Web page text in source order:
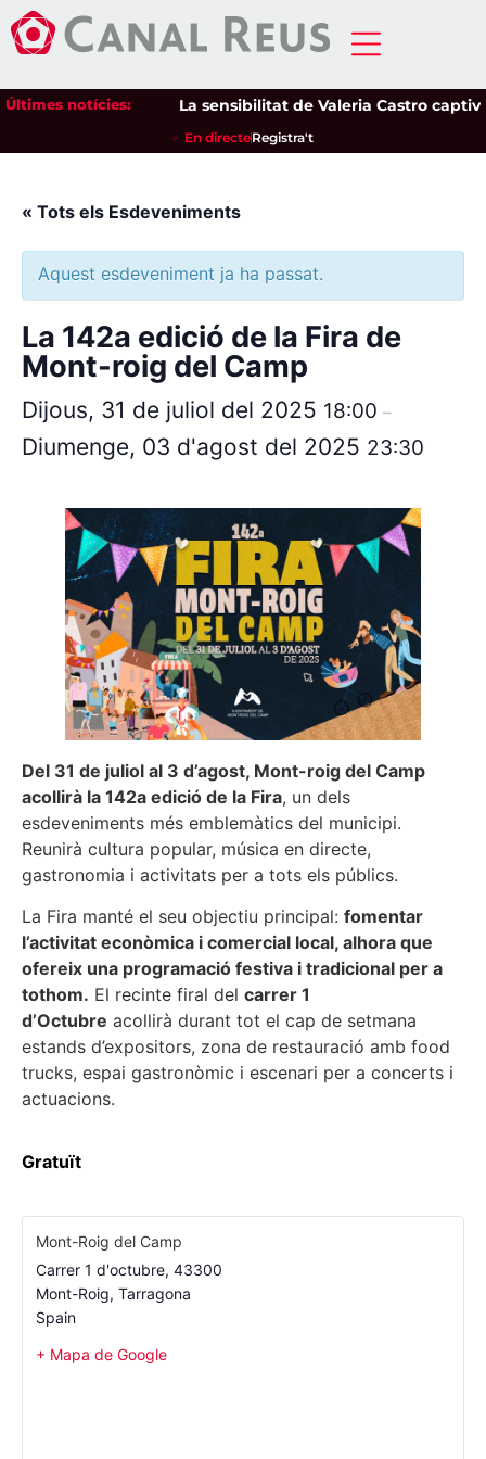
Últimes notícies: La sensibilitat de Valeria Castro
En directeRegistra't
« Tots els Esdeveniments
Aquest esdeveniment ja ha passat.
La 142a edició de la Fira de
Mont-roig del Camp
Dijous, 31 de juliol del 2025 18:00 –
Diumenge, 03 d'agost del 2025 23:30
Del 31 de juliol al 3 d’agost, Mont-roig del Camp
acollirà la 142a edició de la Fira, un dels
esdeveniments més emblemàtics del municipi.
Reunirà cultura popular, música en directe,
gastronomia i activitats per a tots els públics.
La Fira manté el seu objectiu principal: fomentar
l’activitat econòmica i comercial local, alhora que
ofereix una programació festiva i tradicional per a
tothom. El recinte firal del carrer 1
d’Octubre acollirà durant tot el cap de setmana
estands d’expositors, zona de restauració amb food
trucks, espai gastronòmic i escenari per a concerts i
actuacions.
Gratuït
Mont-Roig del Camp
Carrer 1 d'octubre, 43300
Mont-Roig, Tarragona
Spain
+ Mapa de Google